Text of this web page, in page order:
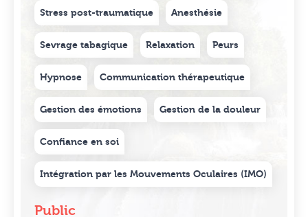
Stress post-traumatique Anesthésie
Sevrage tabagique Relaxation Peurs
Hypnose Communication thérapeutique
Gestion des émotions Gestion de la douleur
Confiance en soi
Intégration par les Mouvements Oculaires (IMO)
Public